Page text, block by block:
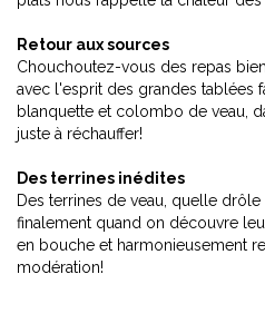
Retour aux sources
Chouchoutez-vous des repas
avec l'esprit des grandes tablées
blanquette et colombo de veau,
juste à réchauffer!
Des terrines inédites
Des terrines de veau, quelle drôle
finalement quand on découvre
en bouche et harmonieusement
modération!